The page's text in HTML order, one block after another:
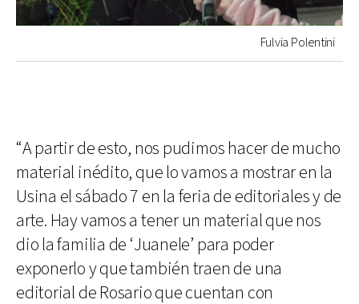
Fulvia Polentini
“A partir de esto, nos pudimos hacer de mucho
material inédito, que lo vamos a mostrar en la
Usina el sábado 7 en la feria de editoriales y de
arte. Hay vamos a tener un material que nos
dio la familia de ‘Juanele’ para poder
exponerlo y que también traen de una
editorial de Rosario que cuentan con